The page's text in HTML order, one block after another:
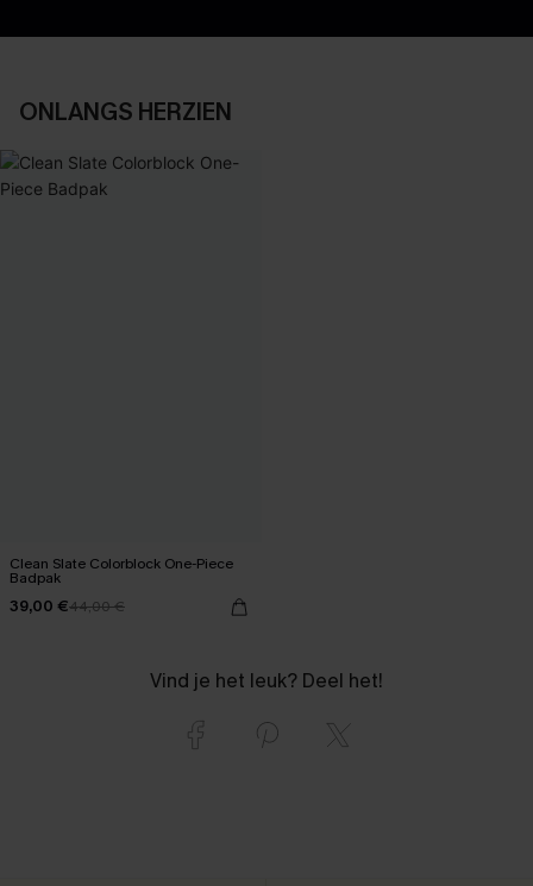
ONLANGS HERZIEN
Clean Slate Colorblock One-Piece
Badpak
39,00 €44,00 €
Vind je het leuk? Deel het!